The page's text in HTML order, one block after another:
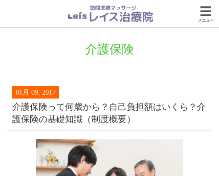
メニュー
介護保険
01月 09, 2017
介護保険って何歳から？自己負担額はいくら？介
護保険の基礎知識（制度概要）